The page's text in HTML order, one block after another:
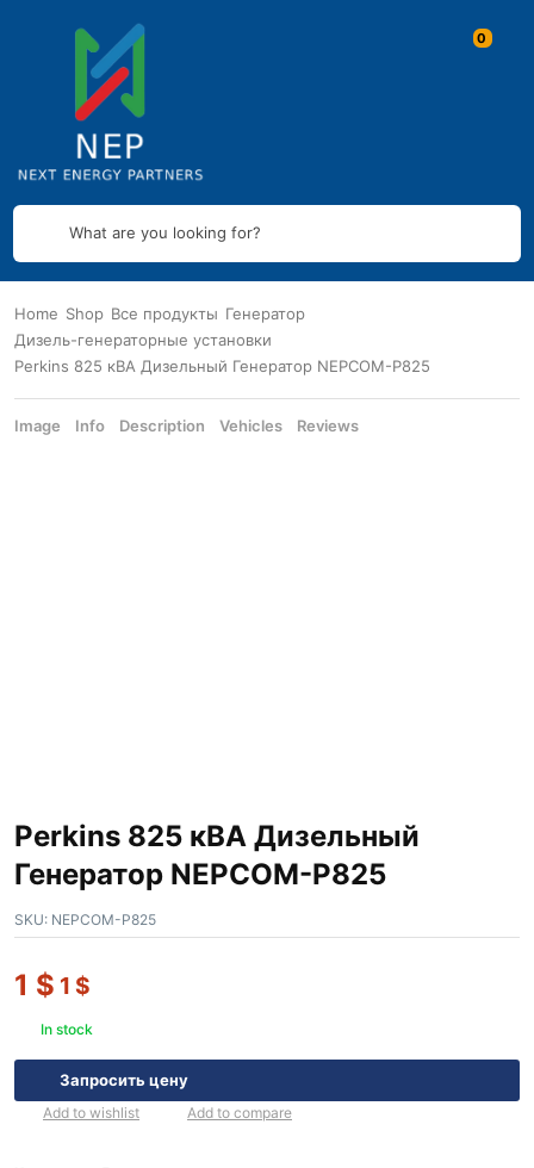
What are you looking for?
Home Shop Все продукты Генератор
Дизель-генераторные установки
Perkins 825 кВА Дизельный Генератор NEPCOM-P825
Image Info Description Vehicles Reviews
Perkins 825 кВА Дизельный
Генератор NEPCOM-P825
SKU: NEPCOM-P825
1 $ 1 $
In stock
Запросить цену
Add to wishlist Add to compare